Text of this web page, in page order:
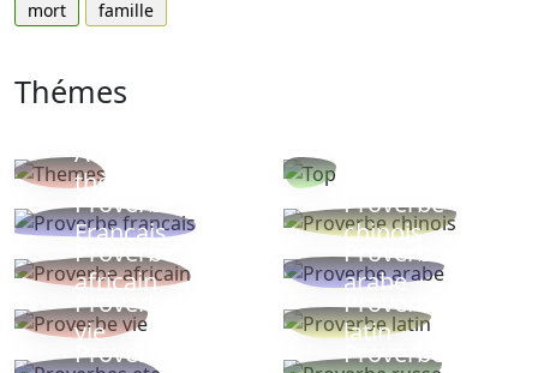
mort
famille
Thémes
Autres
thèmes
Proverbe
Français
Proverbe
chinois
Proverbe
africain
Proverbe
arabe
Proverbe
vie
Proverbe
latin
Proverbes
Proverbe